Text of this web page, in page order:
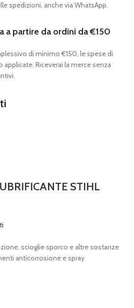
spedizioni, anche via WhatsApp.
a partire da ordini da €150
di minimo €150, le spese di
Riceverai la merce senza
STIHL
scioglie sporco e altre sostanze
anticorrosione e spray